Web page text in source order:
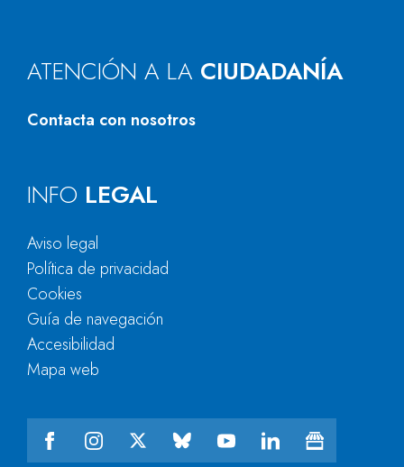
ATENCIÓN A LA CIUDADANÍA
Contacta con nosotros
INFO LEGAL
Aviso legal
Política de privacidad
Cookies
Guía de navegación
Accesibilidad
Mapa web